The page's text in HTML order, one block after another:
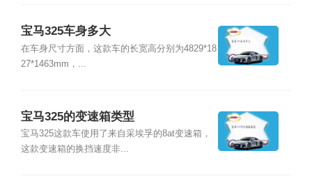
宝马325车身多大
在车身尺寸方面，这款车的长宽高分别为4829*18
27*1463mm，...
宝马325的变速箱类型
宝马325这款车使用了来自采埃孚的8at变速箱，
这款变速箱的换挡速度非...